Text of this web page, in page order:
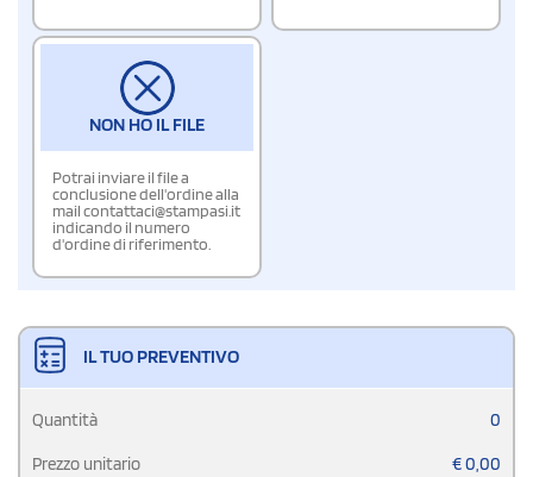
NON HO IL FILE
Potrai inviare il file a
conclusione dell'ordine alla
mail contattaci@stampasi.it
indicando il numero
d'ordine di riferimento.
IL TUO PREVENTIVO
Quantità 0
Prezzo unitario €0,00